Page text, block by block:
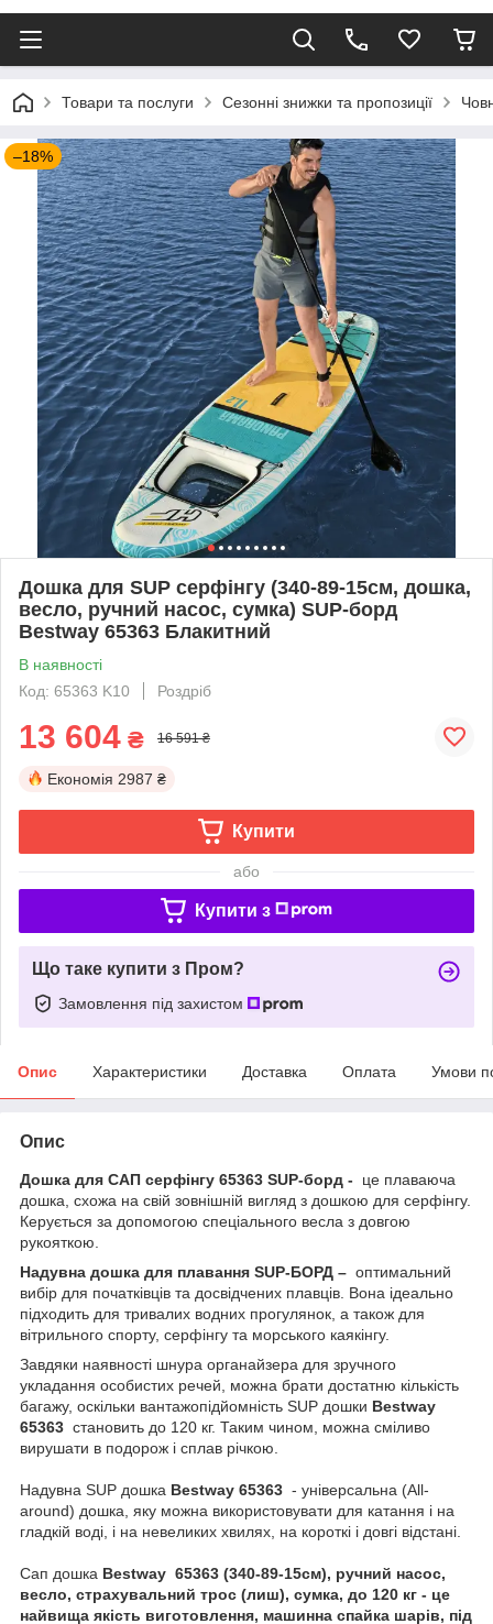
Товари та послуги Сезонні знижки та пропозиції
–18%
Дошка для SUP серфінгу (340-89-15см, дошка,
весло, ручний насос, сумка) SUP-борд
Bestway 65363 Блакитний
В наявності
Код: 65363 K10
Роздріб
13 604 ₴ 16 591 ₴
Економія 2987 ₴
Купити
або
Купити з
Що таке купити з Пром?
Замовлення під захистом
Опис Характеристики Доставка Оплата Умови
Опис
Дошка для САП серфінгу 65363 SUP-борд - це плаваюча
дошка, схожа на свій зовнішній вигляд з дошкою для серфінгу.
Керується за допомогою спеціального весла з довгою
рукояткою.
Надувна дошка для плавання SUP-БОРД – оптимальний
вибір для початківців та досвідчених плавців. Вона ідеально
підходить для тривалих водних прогулянок, а також для
вітрильного спорту, серфінгу та морського каякінгу.
Завдяки наявності шнура органайзера для зручного
укладання особистих речей, можна брати достатню кількість
багажу, оскільки вантажопідйомність SUP дошки Bestway
65363 становить до 120 кг. Таким чином, можна сміливо
вирушати в подорож і сплав річкою.
Надувна SUP дошка Bestway 65363 - універсальна (All-
around) дошка, яку можна використовувати для катання і на
гладкій воді, і на невеликих хвилях, на короткі і довгі відстані.
Сап дошка Bestway 65363 (340-89-15см), ручний насос,
весло, страхувальний трос (лиш), сумка, до 120 кг - це
найвища якість виготовлення, машинна спайка шарів, під